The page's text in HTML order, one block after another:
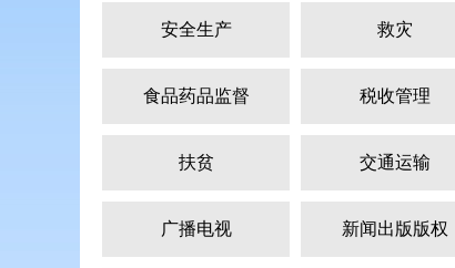
安全生产 救灾
食品药品监督 税收管理
扶贫 交通运输
广播电视 新闻出版版权